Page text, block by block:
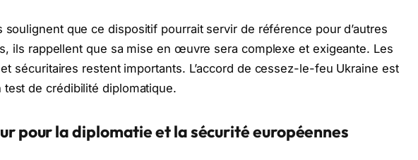
soulignent que ce dispositif pourrait servir de référence pour d’autres
ils rappellent que sa mise en œuvre sera complexe et exigeante. Les
sécuritaires restent importants. L’accord de cessez-le-feu Ukraine est
test de crédibilité diplomatique.
pour la diplomatie et la sécurité européennes